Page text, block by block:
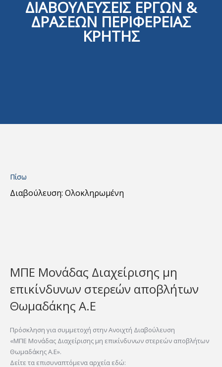
ΔΙΑΒΟΥΛΕΥΣΕΙΣ ΕΡΓΩΝ &
ΔΡΑΣΕΩΝ ΠΕΡΙΦΕΡΕΙΑΣ
ΚΡΗΤΗΣ
Πίσω
Διαβούλευση: Ολοκληρωμένη
ΜΠΕ Μονάδας Διαχείρισης μη
επικίνδυνων στερεών αποβλήτων
Θωμαδάκης A.E
Πρόσκληση για συμμετοχή στην Ανοιχτή Διαβούλευση
«ΜΠΕ Μονάδας Διαχείρισης μη επικίνδυνων στερεών αποβλήτων
Θωμαδάκης A.E».
Δείτε τα επισυναπτόμενα αρχεία εδώ: